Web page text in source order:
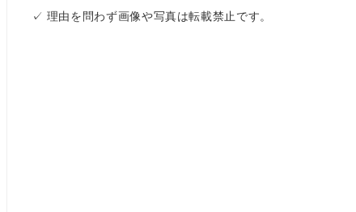
✓ 理由を問わず画像や写真は転載禁止です。